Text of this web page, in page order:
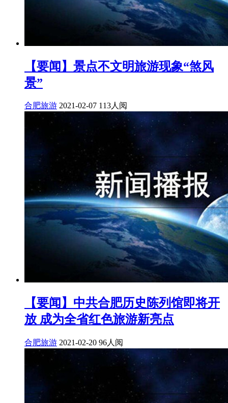
【要闻】景点不文明旅游现象“煞风
景”
合肥旅游 2021-02-07 113人阅
【要闻】中共合肥历史陈列馆即将开
放 成为全省红色旅游新亮点
合肥旅游 2021-02-20 96人阅